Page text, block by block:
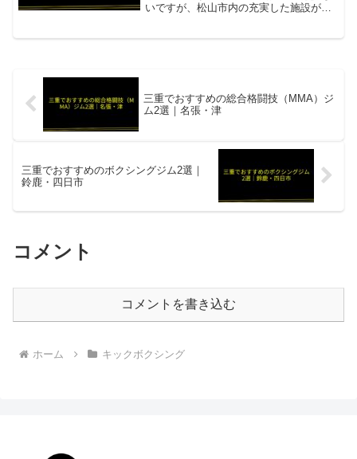
いですが、松山市内の充実した施設が通
三重でおすすめの総合格闘技（MMA）ジ
ム2選｜名張・津
三重でおすすめのボクシングジム2選｜
鈴鹿・四日市
コメント
コメントを書き込む
ホーム キックボクシング